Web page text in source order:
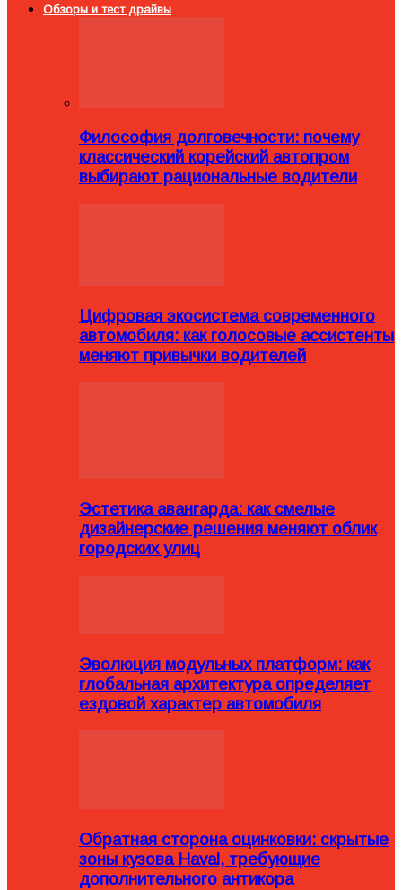
Обзоры и тест драйвы
Философия долговечности: почему
классический корейский автопром
выбирают рациональные водители
Цифровая экосистема современного
автомобиля: как голосовые ассистенты
меняют привычки водителей
Эстетика авангарда: как смелые
дизайнерские решения меняют облик
городских улиц
Эволюция модульных платформ: как
глобальная архитектура определяет
ездовой характер автомобиля
Обратная сторона оцинковки: скрытые
зоны кузова Haval, требующие
дополнительного антикора